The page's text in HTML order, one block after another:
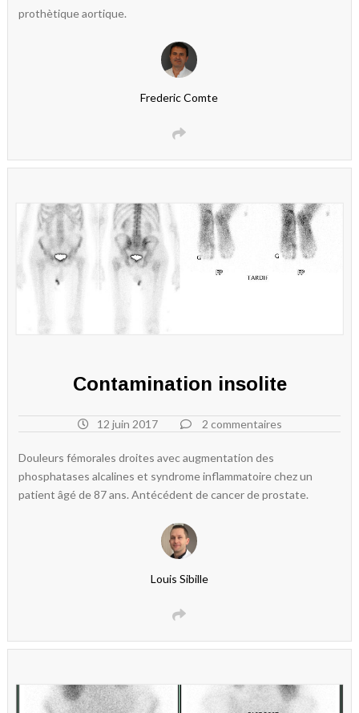
prothètique aortique.
Frederic Comte
Contamination insolite
12 juin 2017 2 commentaires
Douleurs fémorales droites avec augmentation des
phosphatases alcalines et syndrome inflammatoire chez un
patient âgé de 87 ans. Antécédent de cancer de prostate.
Louis Sibille